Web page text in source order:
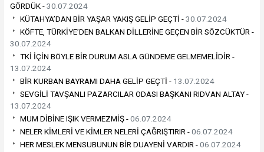
GÖRDÜK -30.07.2024
KÜTAHYA’DAN BİR YAŞAR YAKIŞ GELİP GEÇTİ -30.07.2024
KÖFTE, TÜRKİYE’DEN BALKAN DİLLERİNE GEÇEN BİR SÖZCÜKTÜR -
30.07.2024
TKİ İÇİN BÖYLE BİR DURUM ASLA GÜNDEME GELMEMELİDİR -
13.07.2024
BİR KURBAN BAYRAMI DAHA GELİP GEÇTİ - 13.07.2024
SEVGİLİ TAVŞANLI PAZARCILAR ODASI BAŞKANI RIDVAN ALTAY -
13.07.2024
MUM DİBİNE IŞIK VERMEZMİŞ -06.07.2024
NELER KİMLERİ VE KİMLER NELERİ ÇAĞRIŞTIRIR -06.07.2024
HER MESLEK MENSUBUNUN BİR DUAYENİ VARDIR -06.07.2024